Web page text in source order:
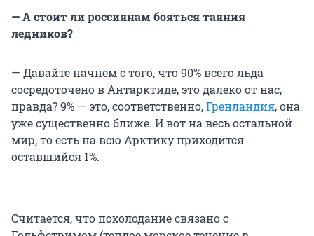
— А стоит ли россиянам бояться таяния
ледников?
— Давайте начнем с того, что 90% всего льда
сосредоточено в Антарктиде, это далеко от нас,
правда? 9% — это, соответственно,Гренландия, она
уже существенно ближе. И вот на весь остальной
мир, то есть на всю Арктику приходится
оставшийся 1%.
Считается, что похолодание связано с